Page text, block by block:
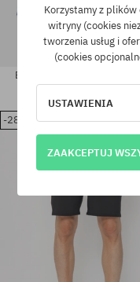
Dostępne rozmiary:
Boardshorty Salty Crew
-28%
Korzystamy z
witryny (cookies
tworzenia usług i
(cookies
USTAWIENIA
ZAAKCEPTUJ